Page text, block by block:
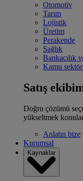
Otomotiv
Tarım
Lojistik
Üretim
Perakende
Sağlık
Bankacılık
Kamu
Satış
Doğru çözümü
yükseltmek
Anlatın bize
Kurumsal
Kaynaklar